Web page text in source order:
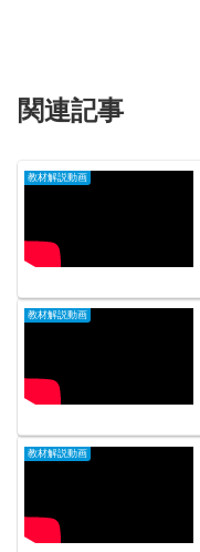
関連記事
教材解説動画
教材解説動画
教材解説動画